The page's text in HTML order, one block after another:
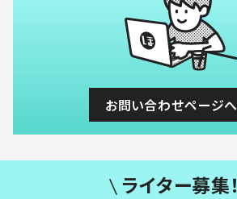
お問い合わせページへ
ライター募集！